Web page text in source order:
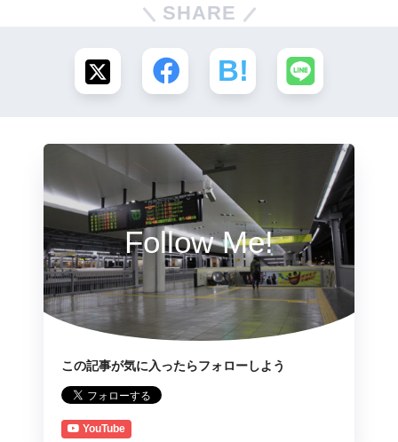
SHARE
Follow Me!
この記事が気に入ったらフォローしよう
YouTube